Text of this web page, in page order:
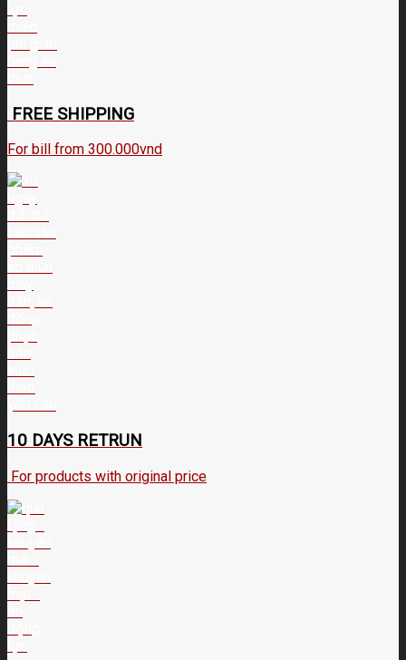
FREE SHIPPING
For bill from 300.000vnd
10 DAYS RETRUN
For products with original price